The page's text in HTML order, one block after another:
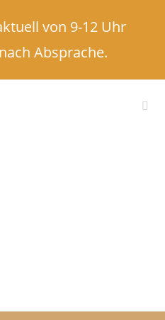
von 9-12 Uhr
Absprache.